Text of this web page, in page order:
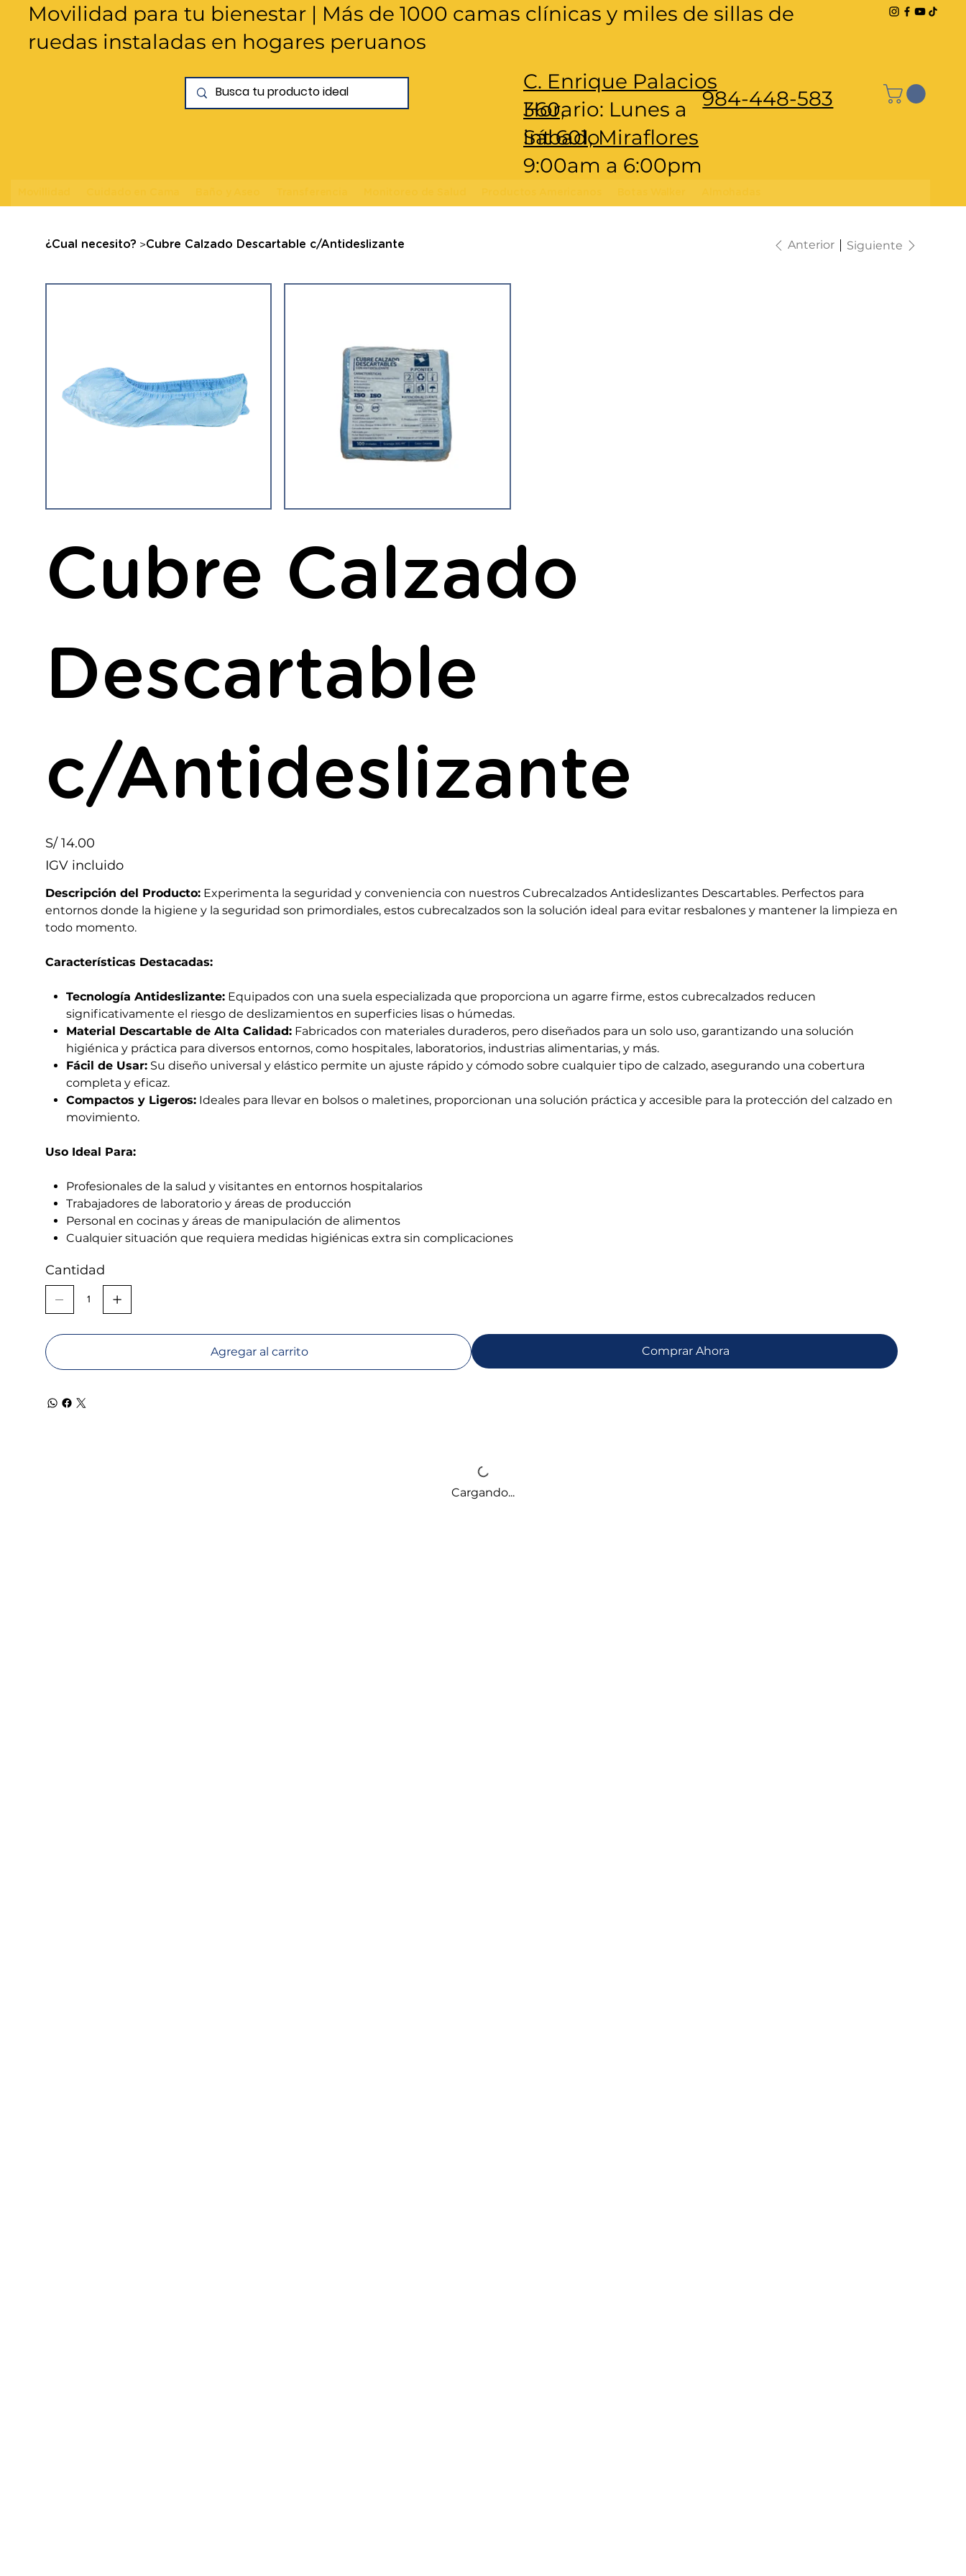
Movilidad para tu bienestar | ​Más de 1000 camas clínicas y miles de sillas de
ruedas instaladas en hogares peruanos
C. Enrique Palacios
360,
int 601, Miraflores
Horario: Lunes a
Sábado
9:00am a 6:00pm
984-448-583
¿Cual necesito? >Cubre Calzado Descartable c/Antideslizante Anterior Siguiente
Cubre Calzado
Descartable
c/Antideslizante
Precio
S/ 14.00
IGV incluido
Descripción del Producto: Experimenta la seguridad y conveniencia con nuestros Cubrecalzados Antideslizantes Descartables. Perfectos para
entornos donde la higiene y la seguridad son primordiales, estos cubrecalzados son la solución ideal para evitar resbalones y mantener la limpieza en
todo momento.
Características Destacadas:
Tecnología Antideslizante:Equipados con una suela especializada que proporciona un agarre firme, estos cubrecalzados reducen
significativamente el riesgo de deslizamientos en superficies lisas o húmedas.
Material Descartable de Alta Calidad:Fabricados con materiales duraderos, pero diseñados para un solo uso, garantizando una solución
higiénica y práctica para diversos entornos, como hospitales, laboratorios, industrias alimentarias, y más.
Fácil de Usar:Su diseño universal y elástico permite un ajuste rápido y cómodo sobre cualquier tipo de calzado, asegurando una cobertura
completa y eficaz.
Compactos y Ligeros:Ideales para llevar en bolsos o maletines, proporcionan una solución práctica y accesible para la protección del calzado en
movimiento.
Uso Ideal Para:
Profesionales de la salud y visitantes en entornos hospitalarios
Trabajadores de laboratorio y áreas de producción
Personal en cocinas y áreas de manipulación de alimentos
Cualquier situación que requiera medidas higiénicas extra sin complicaciones
Cantidad
Agregar al carrito Comprar Ahora
Cargando...